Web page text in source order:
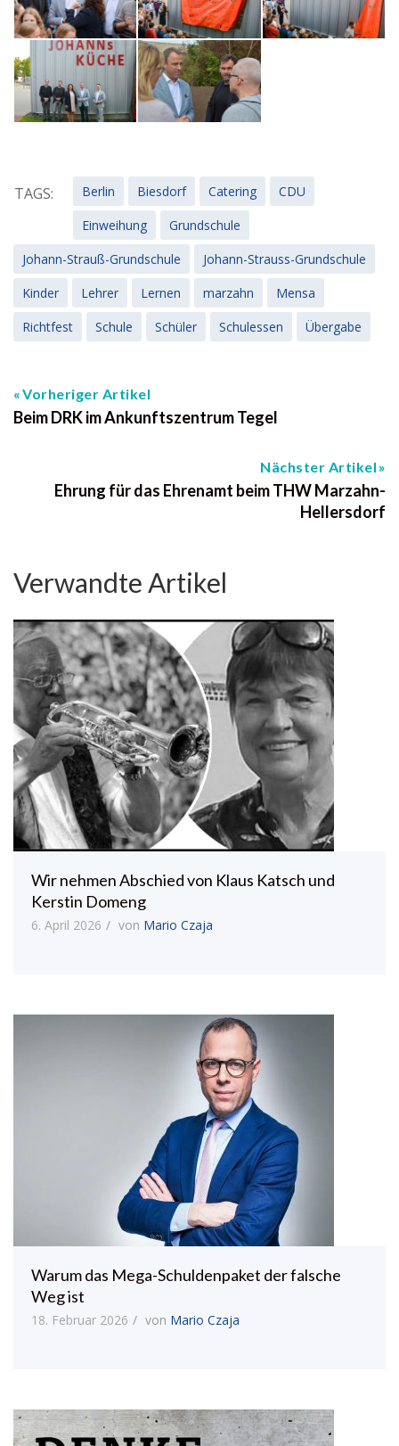
TAGS: Berlin Biesdorf Catering
CDU
Einweihung
Grundschule
Johann-Strauß-Grundschule
Johann-Strauss-Grundschule
Kinder
Lehrer Lernen marzahn
Mensa
Richtfest
Schule Schüler Schulessen Übergabe
Vorheriger Artikel
Beim DRK im Ankunftszentrum Tegel
Nächster Artikel
Ehrung für das Ehrenamt beim THW Marzahn-
Hellersdorf
Verwandte Artikel
Wir nehmen Abschied von Klaus Katsch und
Kerstin Domeng
6. April 2026 von Mario Czaja
Warum das Mega-Schuldenpaket der falsche
Weg ist
18. Februar 2026 von Mario Czaja